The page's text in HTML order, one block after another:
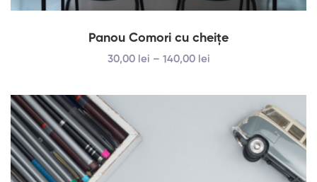
Panou Comori cu cheițe
30,00 lei – 140,00 lei